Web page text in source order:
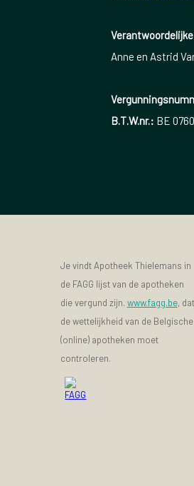
Anne en Astrid
B.T.W.nr.: BE
Je vindt Apotheek Thielemans in
de FAGG lijst van de apotheken
die vergund zijn. www.fagg.be, dat
de wettelijkheid van de Belgische
(online) apotheken moet
controleren.